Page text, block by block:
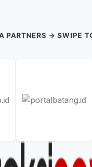
PARTNERS → SWIPE